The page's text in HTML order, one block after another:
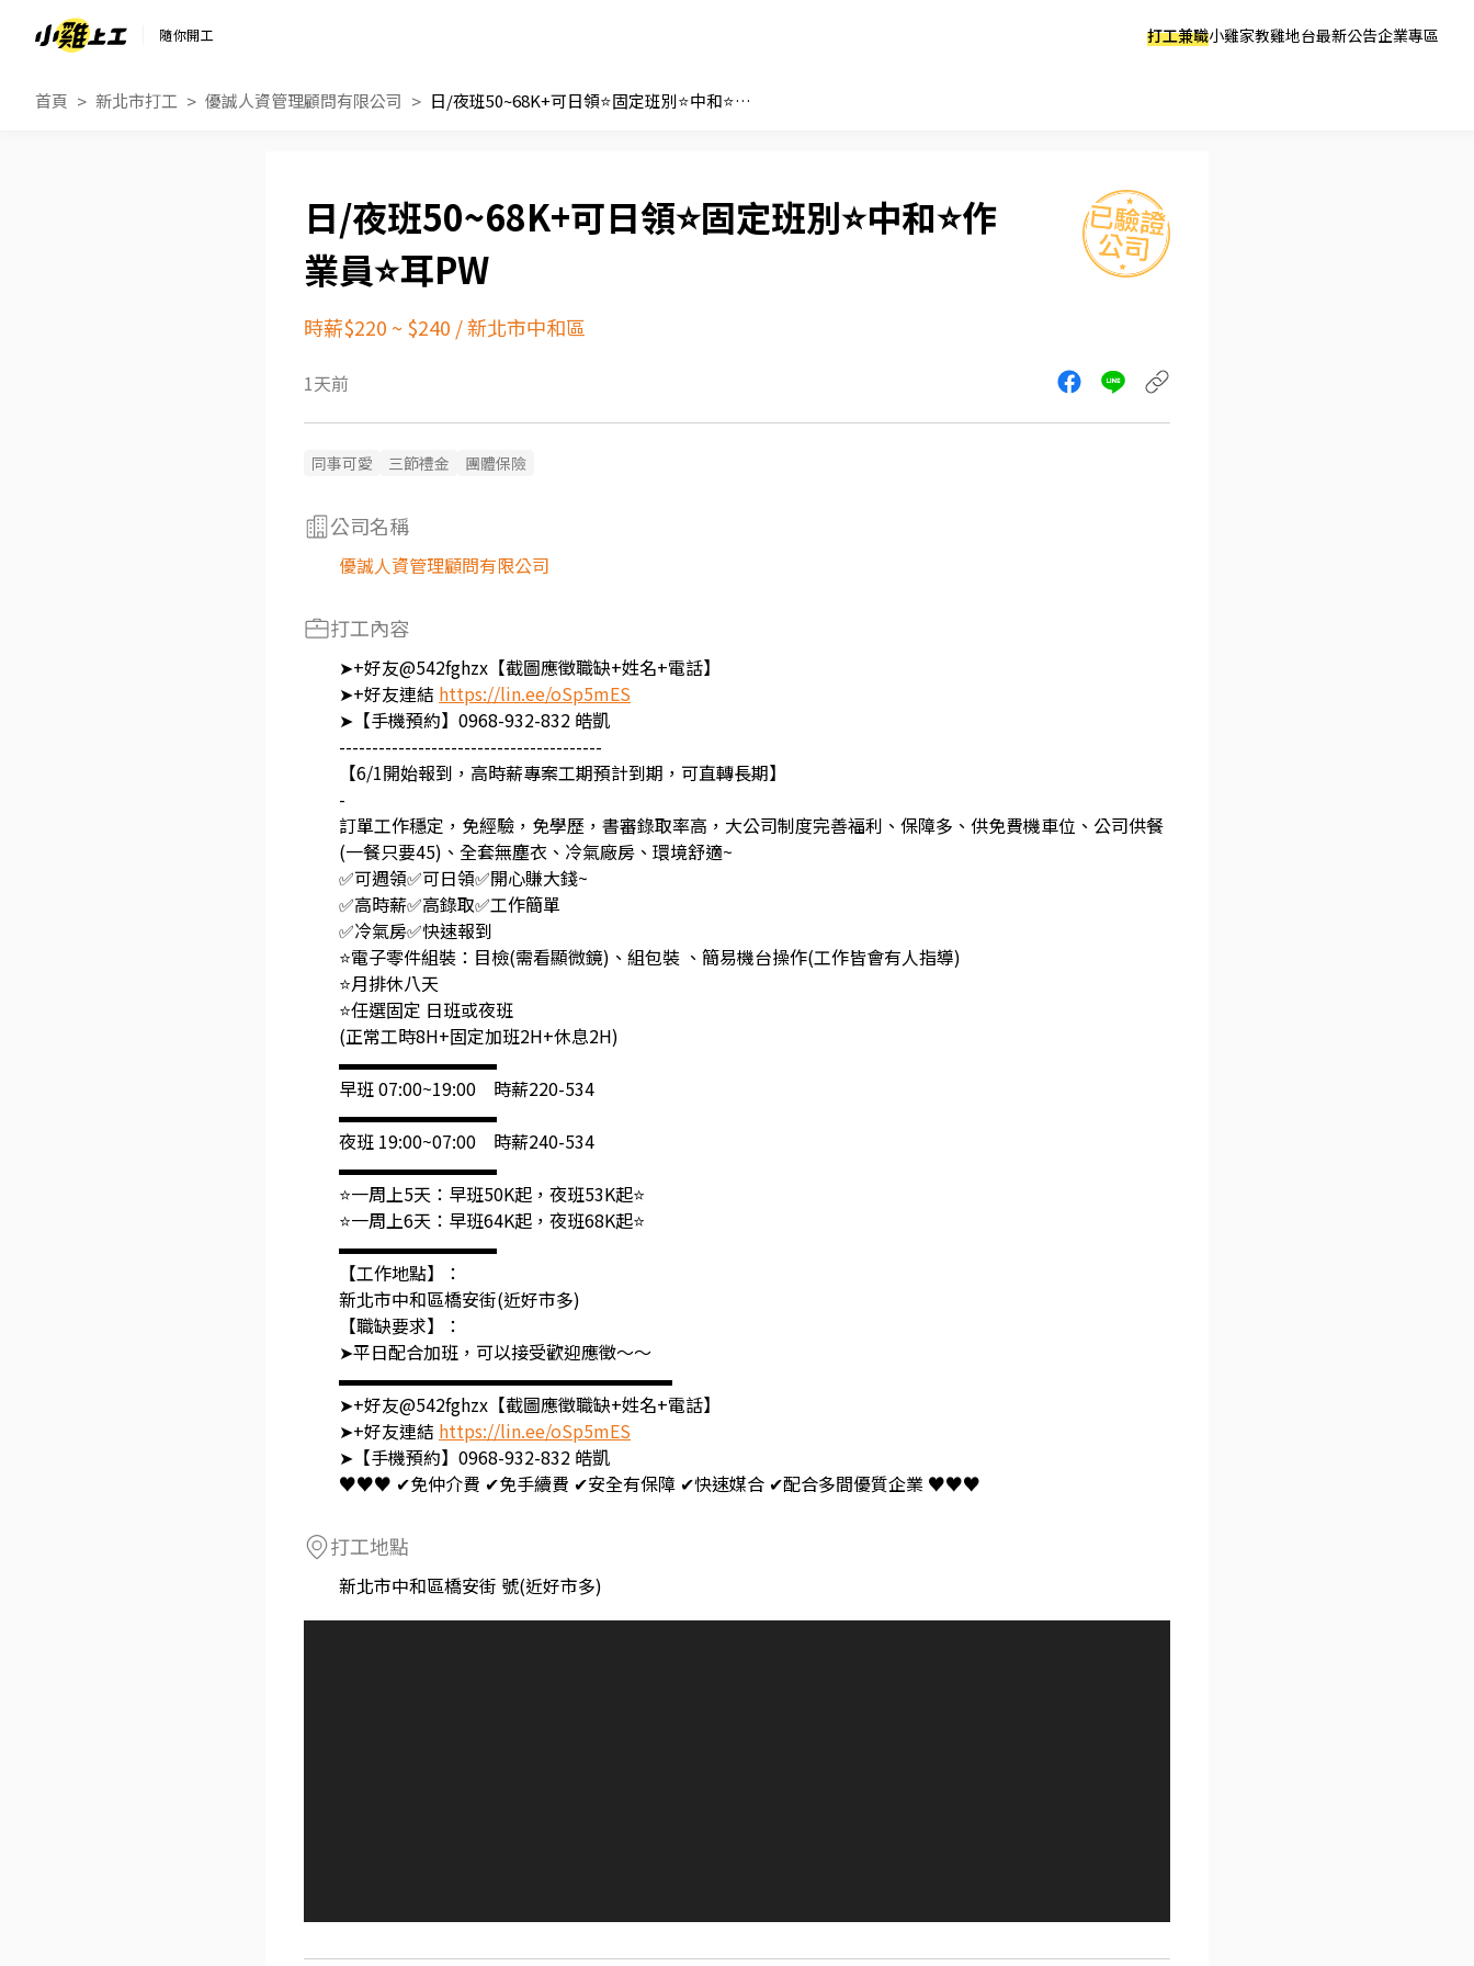
隨你開工 打工兼職小雞家教雞地台最新公告企業專區
首頁 新北市打工 優誠人資管理顧問有限公司 日/夜班50~68K+可日領⭐固定班別⭐中和⭐作業員⭐耳PW
日/夜班50~68K+可日領⭐固定班別⭐中和⭐作
業員⭐耳PW
時薪$220 ~ $240 /新北市中和區
1天前
同事可愛 三節禮金 團體保險
公司名稱
優誠人資管理顧問有限公司
打工內容
➤+好友@542fghzx【截圖應徵職缺+姓名+電話】
➤+好友連結 https://lin.ee/oSp5mES
➤【手機預約】0968-932-832 皓凱
----------------------------------------
【6/1開始報到，高時薪專案工期預計到期，可直轉長期】
-
訂單工作穩定，免經驗，免學歷，書審錄取率高，大公司制度完善福利、保障多、供免費機車位、公司供餐
(一餐只要45)、全套無塵衣、冷氣廠房、環境舒適~
✅可週領✅可日領✅開心賺大錢~
✅高時薪✅高錄取✅工作簡單
✅冷氣房✅快速報到
⭐電子零件組裝：目檢(需看顯微鏡)、組包裝 、簡易機台操作(工作皆會有人指導)
⭐月排休八天
⭐任選固定 日班或夜班
(正常工時8H+固定加班2H+休息2H)
▬▬▬▬▬▬▬▬▬
早班 07:00~19:00 時薪220-534
▬▬▬▬▬▬▬▬▬
夜班 19:00~07:00 時薪240-534
▬▬▬▬▬▬▬▬▬
⭐一周上5天：早班50K起，夜班53K起⭐
⭐一周上6天：早班64K起，夜班68K起⭐
▬▬▬▬▬▬▬▬▬
【工作地點】：
新北市中和區橋安街(近好市多)
【職缺要求】：
➤平日配合加班，可以接受歡迎應徵～～
▬▬▬▬▬▬▬▬▬▬▬▬▬▬▬▬▬▬▬
➤+好友@542fghzx【截圖應徵職缺+姓名+電話】
➤+好友連結 https://lin.ee/oSp5mES
➤【手機預約】0968-932-832 皓凱
♥♥♥ ✔免仲介費 ✔免手續費 ✔安全有保障 ✔快速媒合 ✔配合多間優質企業 ♥♥♥
打工地點
新北市中和區橋安街 號(近好市多)